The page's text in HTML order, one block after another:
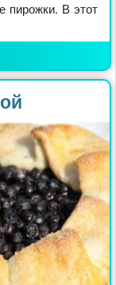
пирожки. В этот